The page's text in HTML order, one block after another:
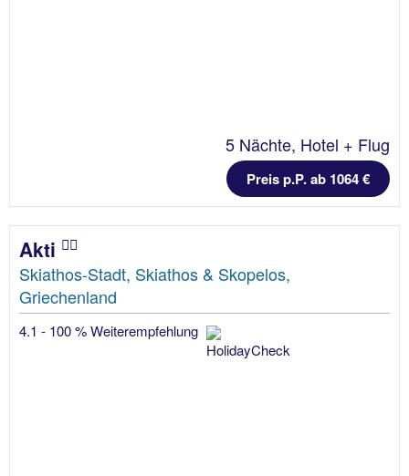
5 Nächte, Hotel + Flug
Preis p.P. ab 1064 €
Akti
Skiathos-Stadt, Skiathos & Skopelos,
Griechenland
4.1 - 100 % Weiterempfehlung